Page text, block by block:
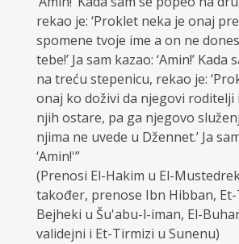
rekao je: ‘Proklet neka je onaj
spomene tvoje ime a on ne
tebe!’ Ja sam kazao: ‘Amin!’ Kada
na treću stepenicu, rekao je:
onaj ko doživi da njegovi roditelji
njih ostare, pa ga njegovo
njima ne uvede u Džennet.’ Ja
‘Amin!'”
(Prenosi El-Hakim u El-
također, prenose Ibn Hibban,
Bejheki u Šu'abu-l-iman, El-
validejni i Et-Tirmizi u Sunenu)